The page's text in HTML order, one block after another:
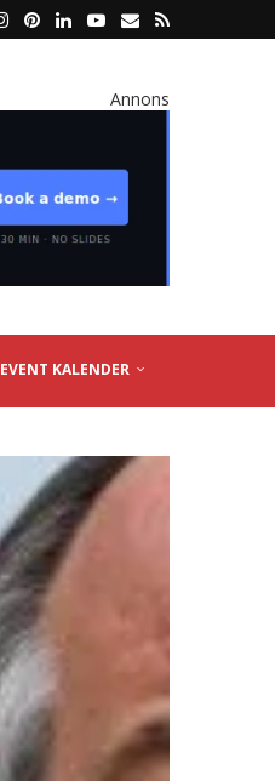
Annons
EVENT KALENDER